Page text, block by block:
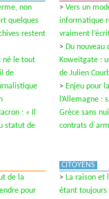
non
quelques
restent
né le tout
de
: « Il
statut de
> Vers un
informatique
vraiment
> Du nouveau
Koweïtgate :
de Julien
> Enjeu pour
l’Allemagne :
Grèce sans
contrats
de la
pour
CITOYENS
> La raison et
étant toujours